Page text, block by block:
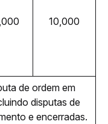
10,000
de ordem em
disputas de
e encerradas.